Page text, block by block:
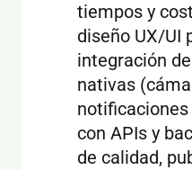
tiempos y
diseño UX/UI
integración
nativas
con APIs y
de calidad,